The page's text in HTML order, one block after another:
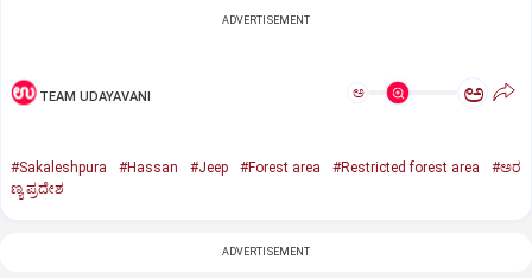
ADVERTISEMENT
TEAM UDAYAVANI ಅ ಅ
#Sakaleshpura #Hassan #Jeep #Forest area #Restricted forest area
#ಅರ
ಣ್ಯ ಪ್ರದೇಶ
ADVERTISEMENT